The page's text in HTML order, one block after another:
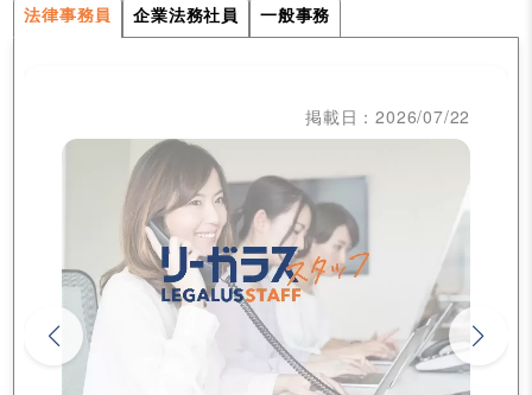
法律事務員 企業法務社員 一般事務
掲載日：2026/07/22